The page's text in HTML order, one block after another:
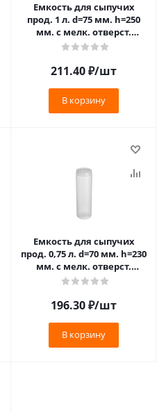
Емкость для сыпучих
прод. 1 л. d=75 мм. h=250
мм. с мелк. отверст.
прозрачная GP /1/24/ ТП
211.40₽/шт
В корзину
Емкость для сыпучих
прод. 0,75 л. d=70 мм. h=230
мм. с мелк. отверст.
прозрачная GP /1/24/ ТП
196.30₽/шт
В корзину